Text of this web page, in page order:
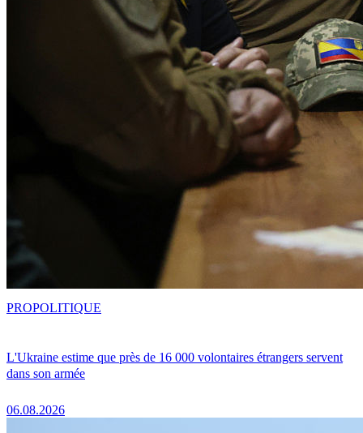
L'Ukraine estime que près de 16 000 volontaires étrangers servent
dans son armée
06.08.2026
PROPOLITIQUE